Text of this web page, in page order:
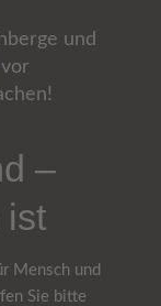
und
vor
–
ist
Mensch und
Sie bitte